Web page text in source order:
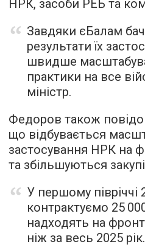
НРК, засоби РЕБ та
Завдяки єБалам
результати їх
швидше
практики на все
міністр.
Федоров також
що відбувається
застосування НРК на
та збільшуються
У першому півріччі
контрактуємо 25
надходять на
ніж за весь 2025 рік.